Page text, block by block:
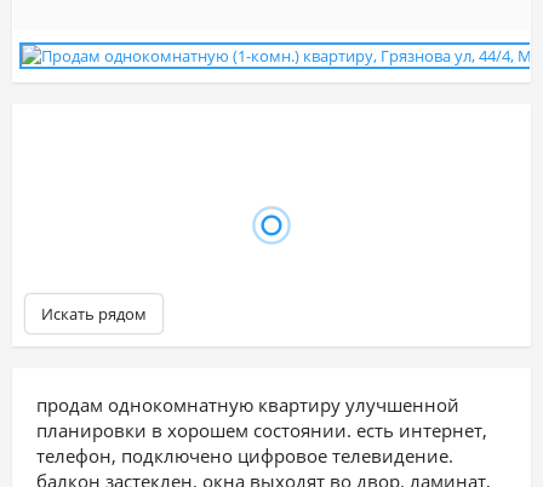
Искать рядом
продам однокомнатную квартиру улучшенной
планировки в хорошем состоянии. есть интернет,
телефон, подключено цифровое телевидение.
балкон застеклен, окна выходят во двор. ламинат,